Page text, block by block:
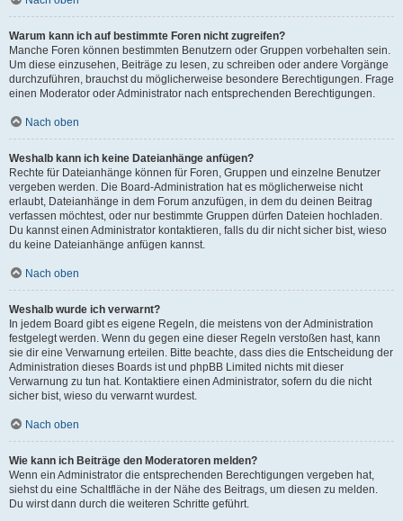
Warum kann ich auf bestimmte Foren nicht zugreifen?
Manche Foren können bestimmten Benutzern oder Gruppen vorbehalten sein.
Um diese einzusehen, Beiträge zu lesen, zu schreiben oder andere Vorgänge
durchzuführen, brauchst du möglicherweise besondere Berechtigungen. Frage
einen Moderator oder Administrator nach entsprechenden Berechtigungen.
Nach oben
Weshalb kann ich keine Dateianhänge anfügen?
Rechte für Dateianhänge können für Foren, Gruppen und einzelne Benutzer
vergeben werden. Die Board-Administration hat es möglicherweise nicht
erlaubt, Dateianhänge in dem Forum anzufügen, in dem du deinen Beitrag
verfassen möchtest, oder nur bestimmte Gruppen dürfen Dateien hochladen.
Du kannst einen Administrator kontaktieren, falls du dir nicht sicher bist, wieso
du keine Dateianhänge anfügen kannst.
Nach oben
Weshalb wurde ich verwarnt?
In jedem Board gibt es eigene Regeln, die meistens von der Administration
festgelegt werden. Wenn du gegen eine dieser Regeln verstoßen hast, kann
sie dir eine Verwarnung erteilen. Bitte beachte, dass dies die Entscheidung der
Administration dieses Boards ist und phpBB Limited nichts mit dieser
Verwarnung zu tun hat. Kontaktiere einen Administrator, sofern du die nicht
sicher bist, wieso du verwarnt wurdest.
Nach oben
Wie kann ich Beiträge den Moderatoren melden?
Wenn ein Administrator die entsprechenden Berechtigungen vergeben hat,
siehst du eine Schaltfläche in der Nähe des Beitrags, um diesen zu melden.
Du wirst dann durch die weiteren Schritte geführt.